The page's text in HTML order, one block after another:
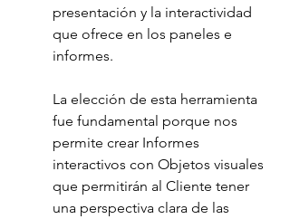
presentación y la interactividad
que ofrece en los paneles e
informes.
La elección de esta herramienta
fue fundamental porque nos
permite crear Informes
interactivos con Objetos visuales
que permitirán al Cliente tener
una perspectiva clara de las